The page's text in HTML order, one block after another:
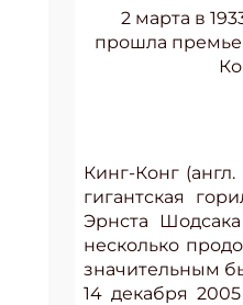
2 марта в
прошла
Кинг-Конг (англ.
гигантская
Эрнста
несколько
значительным
14 декабря